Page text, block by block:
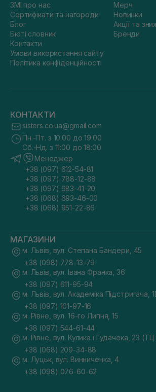
ЗМІ про нас
Сертифікати та нагороди
Блог
Бюті словник
Контакти
Умови використання сайту
Політика конфіденційності
Мерч
Новинки
Акції та
Бренди
КОНТАКТИ
sisters.co.ua@gmail.com
Пн.-Пт. з 10:00 до 19:00
Сб.-Нд. з 11:00 до 18:00
Менеджер
+38 (097) 612-54-81
+38 (097) 788-12-88
+38 (097) 983-41-20
+38 (068) 693-46-00
+38 (068) 951-22-86
МАГАЗИНИ
м. Львів, вул. Степана Бандери, 45
+38 (098) 778-13-79
м. Львів, вул. Івана Франка, 36
+38 (097) 611-95-94
м. Львів, вул. Академіка Підстригача,
+38 (097) 101-97-16
м. Рівне, вул. 16-го Липня, 15
+38 (097) 544-61-44
м. Рівне, вул. Кулика і Гудачека, 23
+38 (068) 209-34-88
м. Луцьк, вул. Винниченка, 4
+38 (098) 076-60-62